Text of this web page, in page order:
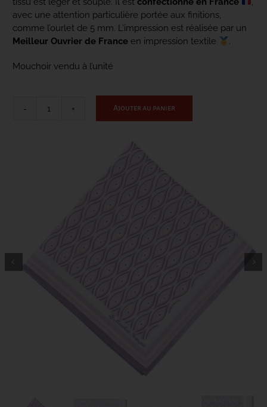
avec une attention particulière portée aux finitions,
comme l’ourlet de 5 mm. L’impression est réalisée par un
Meilleur Ouvrier de France en impression textile .
Mouchoir vendu à l’unité
quantité
Ajouter au panier